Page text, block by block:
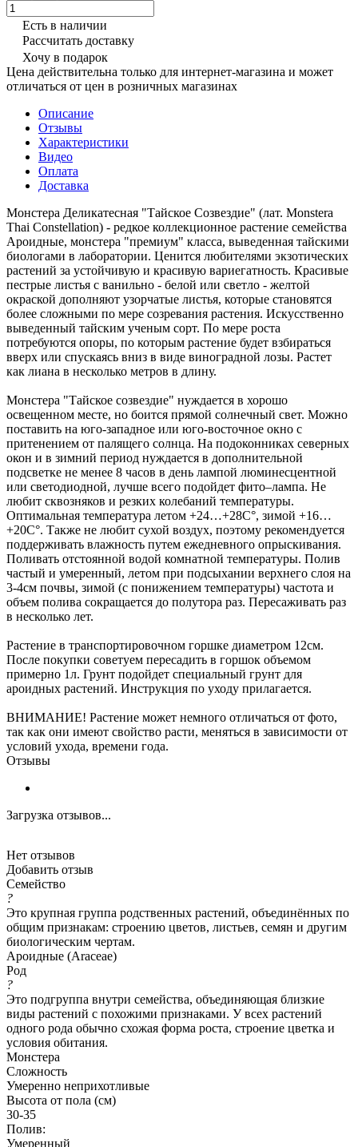
Есть в наличии
Рассчитать доставку
Хочу в подарок
Цена действительна только для интернет-магазина и может
отличаться от цен в розничных магазинах
Описание
Отзывы
Характеристики
Видео
Оплата
Доставка
Монстера Деликатесная "Тайское Созвездие" (лат. Monstera
Thai Constellation) - редкое коллекционное растение семейства
Ароидные, монстера "премиум" класса, выведенная тайскими
биологами в лаборатории. Ценится любителями экзотических
растений за устойчивую и красивую вариегатность. Красивые
пестрые листья с ванильно - белой или светло - желтой
окраской дополняют узорчатые листья, которые становятся
более сложными по мере созревания растения. Искусственно
выведенный тайским ученым сорт. По мере роста
потребуются опоры, по которым растение будет взбираться
вверх или спускаясь вниз в виде виноградной лозы. Растет
как лиана в несколько метров в длину.
Монстера "Тайское созвездие" нуждается в хорошо
освещенном месте, но боится прямой солнечный свет. Можно
поставить на юго-западное или юго-восточное окно с
притенением от палящего солнца. На подоконниках северных
окон и в зимний период нуждается в дополнительной
подсветке не менее 8 часов в день лампой люминесцентной
или светодиодной, лучше всего подойдет фито–лампа. Не
любит сквозняков и резких колебаний температуры.
Оптимальная температура летом +24…+28С°, зимой +16…
+20С°. Также не любит сухой воздух, поэтому рекомендуется
поддерживать влажность путем ежедневного опрыскивания.
Поливать отстоянной водой комнатной температуры. Полив
частый и умеренный, летом при подсыхании верхнего слоя на
3-4см почвы, зимой (с понижением температуры) частота и
объем полива сокращается до полутора раз. Пересаживать раз
в несколько лет.
Растение в транспортировочном горшке диаметром 12см.
После покупки советуем пересадить в горшок объемом
примерно 1л. Грунт подойдет специальный грунт для
ароидных растений. Инструкция по уходу прилагается.
ВНИМАНИЕ! Растение может немного отличаться от фото,
так как они имеют свойство расти, меняться в зависимости от
условий ухода, времени года.
Отзывы
Загрузка отзывов...
Нет отзывов
Добавить отзыв
Семейство
?
Это крупная группа родственных растений, объединённых по
общим признакам: строению цветов, листьев, семян и другим
биологическим чертам.
Ароидные (Araceae)
Род
?
Это подгруппа внутри семейства, объединяющая близкие
виды растений с похожими признаками. У всех растений
одного рода обычно схожая форма роста, строение цветка и
условия обитания.
Монстера
Сложность
Умеренно неприхотливые
Высота от пола (см)
30-35
Полив:
Умеренный